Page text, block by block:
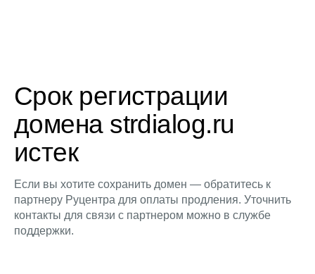
Срок регистрации
домена strdialog.ru
истек
Если вы хотите сохранить домен — обратитесь к
партнеру Руцентра для оплаты продления. Уточнить
контакты для связи с партнером можно в службе
поддержки.